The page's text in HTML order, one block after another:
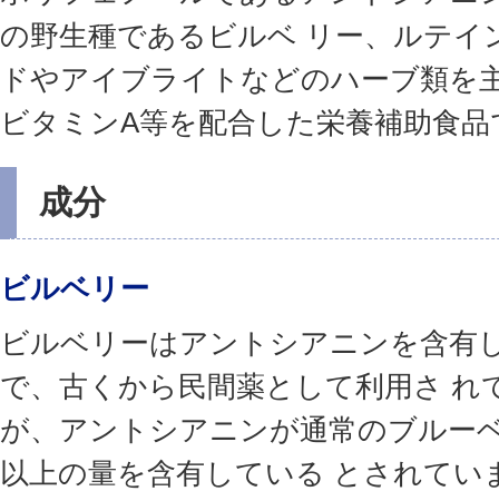
の野生種であるビルベ リー、ルテイ
ドやアイブライトなどのハーブ類を
ビタミンA等を配合した栄養補助食
成分
ビルベリー
ビルベリーはアントシアニンを含有
で、古くから民間薬として利用さ れ
が、アントシアニンが通常のブルー
以上の量を含有している とされてい